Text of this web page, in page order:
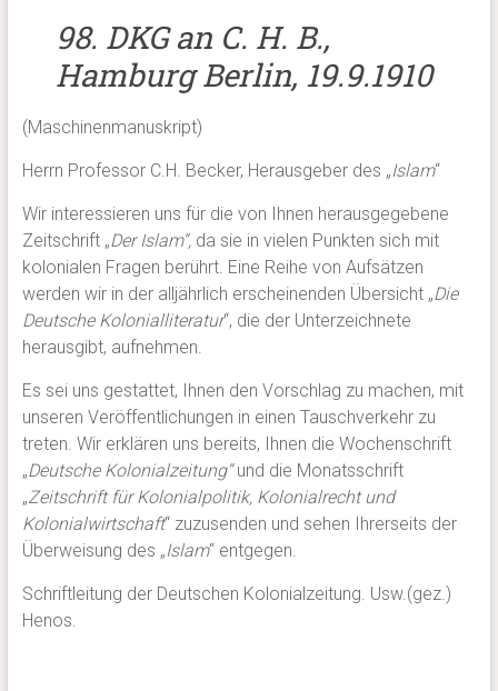
98. DKG an C. H. B.,
Hamburg Berlin, 19.9.1910
(Maschinenmanuskript)
Herrn Professor C.H. Becker, Herausgeber des „Islam“
Wir interessieren uns für die von Ihnen herausgegebene
Zeitschrift „Der Islam“,da sie in vielen Punkten sich mit
kolonialen Fragen berührt. Eine Reihe von Aufsätzen
werden wir in der alljährlich erscheinenden Übersicht „Die
Deutsche Kolonialliteratur“, die der Unterzeichnete
herausgibt, aufnehmen.
Es sei uns gestattet, Ihnen den Vorschlag zu machen, mit
unseren Veröffentlichungen in einen Tauschverkehr zu
treten. Wir erklären uns bereits, Ihnen die Wochenschrift
„Deutsche Kolonialzeitung“und die Monatsschrift
„Zeitschrift für Kolonialpolitik, Kolonialrecht und
Kolonialwirtschaft“ zuzusenden und sehen Ihrerseits der
Überweisung des „Islam“ entgegen.
Schriftleitung der Deutschen Kolonialzeitung. Usw.(gez.)
Henos.